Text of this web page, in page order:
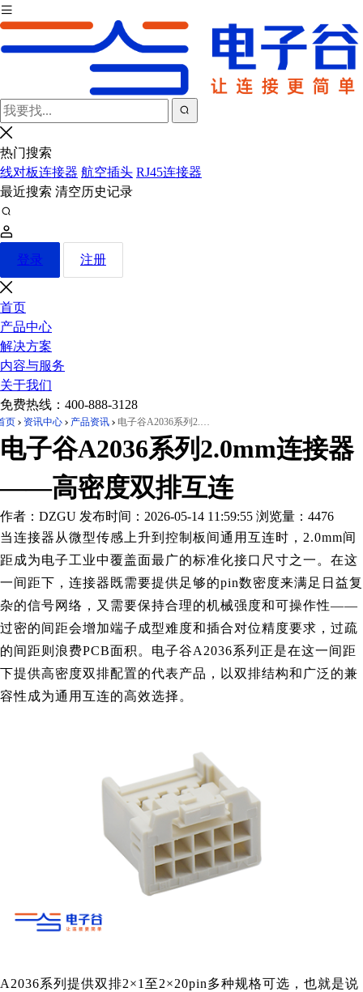
热门搜索
线对板连接器 航空插头 RJ45连接器
最近搜索 清空历史记录
登录 注册
首页
产品中心
解决方案
内容与服务
关于我们
免费热线： 400-888-3128
页 资讯中心 产品资讯 电子谷A2036系列2.0mm连接器——高密度双排互连
电子谷A2036系列2.0mm连接器
——高密度双排互连
作者：DZGU 发布时间：2026-05-14 11:59:55 浏览量：4476
当连接器从微型传感上升到控制板间通用互连时，2.0mm间
距成为电子工业中覆盖面最广的标准化接口尺寸之一。在这
一间距下，连接器既需要提供足够的pin数密度来满足日益复
杂的信号网络，又需要保持合理的机械强度和可操作性——
过密的间距会增加端子成型难度和插合对位精度要求，过疏
的间距则浪费PCB面积。电子谷A2036系列正是在这一间距
下提供高密度双排配置的代表产品，以双排结构和广泛的兼
容性成为通用互连的高效选择。
A2036系列提供双排2×1至2×20pin多种规格可选，也就是说